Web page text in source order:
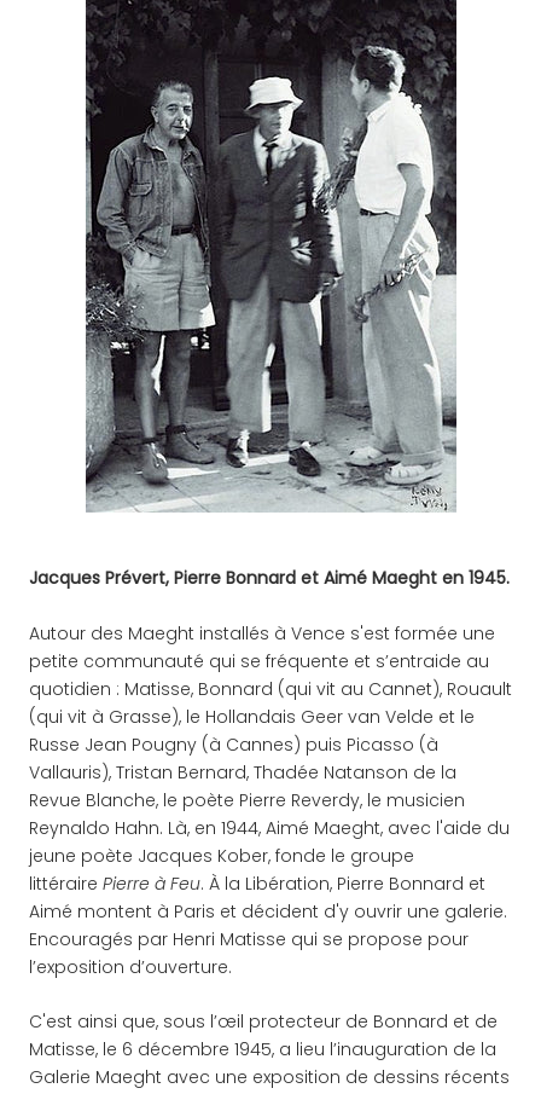
Jacques Prévert, Pierre Bonnard et Aimé Maeght en 1945.
Autour des Maeght installés à Vence s'est formée une
petite communauté qui se fréquente et s’entraide au
quotidien : Matisse, Bonnard (qui vit au Cannet), Rouault
(qui vit à Grasse), le Hollandais Geer van Velde et le
Russe Jean Pougny (à Cannes) puis Picasso (à
Vallauris), Tristan Bernard, Thadée Natanson de la
Revue Blanche, le poète Pierre Reverdy, le musicien
Reynaldo Hahn. Là, en 1944, Aimé Maeght, avec l'aide du
jeune poète Jacques Kober, fonde le groupe
littéraire Pierre à Feu. À la Libération, Pierre Bonnard et
Aimé montent à Paris et décident d'y ouvrir une galerie.
Encouragés par Henri Matisse qui se propose pour
l’exposition d’ouverture.
C'est ainsi que, sous l’œil protecteur de Bonnard et de
Matisse, le 6 décembre 1945, a lieu l’inauguration de la
Galerie Maeght avec une exposition de dessins récents